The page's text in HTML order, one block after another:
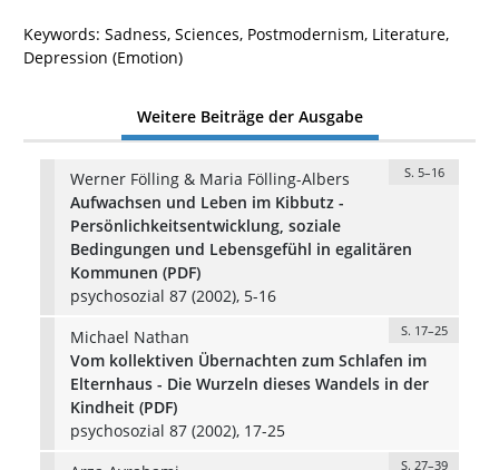
Keywords: Sadness, Sciences, Postmodernism, Literature,
Depression (Emotion)
Weitere Beiträge der Ausgabe
Werner Fölling & Maria Fölling-Albers S. 5–16
Aufwachsen und Leben im Kibbutz -
Persönlichkeitsentwicklung, soziale
Bedingungen und Lebensgefühl in egalitären
Kommunen (PDF)
psychosozial 87 (2002), 5-16
Michael Nathan
S. 17–25
Vom kollektiven Übernachten zum Schlafen im
Elternhaus - Die Wurzeln dieses Wandels in der
Kindheit (PDF)
psychosozial 87 (2002), 17-25
S. 27–39